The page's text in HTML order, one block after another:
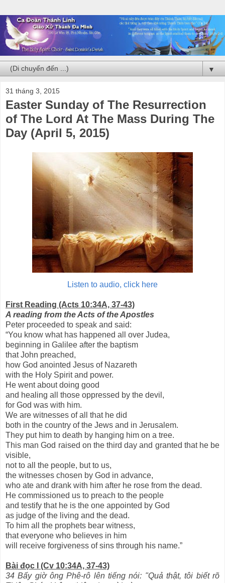
▼
31 tháng 3, 2015
Easter Sunday of The Resurrection
of The Lord At The Mass During The
Day (April 5, 2015)
Listen to audio, click here
First Reading (Acts 10:34A, 37-43)
A reading from the Acts of the Apostles
Peter proceeded to speak and said:
“You know what has happened all over Judea,
beginning in Galilee after the baptism
that John preached,
how God anointed Jesus of Nazareth
with the Holy Spirit and power.
He went about doing good
and healing all those oppressed by the devil,
for God was with him.
We are witnesses of all that he did
both in the country of the Jews and in Jerusalem.
They put him to death by hanging him on a tree.
This man God raised on the third day and granted that he be
visible,
not to all the people, but to us,
the witnesses chosen by God in advance,
who ate and drank with him after he rose from the dead.
He commissioned us to preach to the people
and testify that he is the one appointed by God
as judge of the living and the dead.
To him all the prophets bear witness,
that everyone who believes in him
will receive forgiveness of sins through his name.”
Bài đọc I (Cv 10:34A, 37-43)
34 Bấy giờ ông Phê-rô lên tiếng nói: "Quả thật, tôi biết rõ